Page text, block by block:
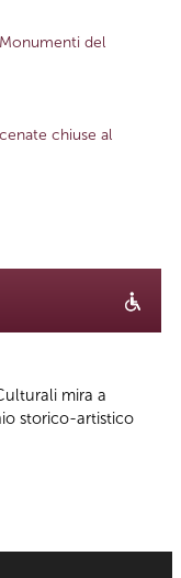
del
chiuse al
mira a
storico-artistico